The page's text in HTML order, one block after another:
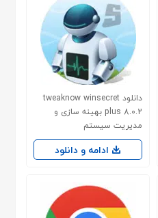
دانلود tweaknow winsecret
plus 8.0.2 بهینه سازی و
مدیریت سیستم
ادامه و دانلود